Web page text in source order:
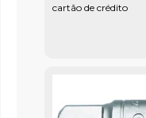
cartão de crédito